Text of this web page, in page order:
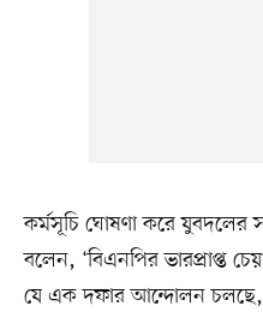
কর্মসূচি ঘোষণা করে যুবদলের
বলেন, ‘বিএনপির ভারপ্রাপ্ত
যে এক দফার আন্দোলন চলছে,